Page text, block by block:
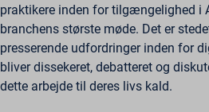
praktikere inden for tilgængelighed i
branchens største møde. Det er
presserende udfordringer inden for
bliver dissekeret, debatteret og
dette arbejde til deres livs kald.